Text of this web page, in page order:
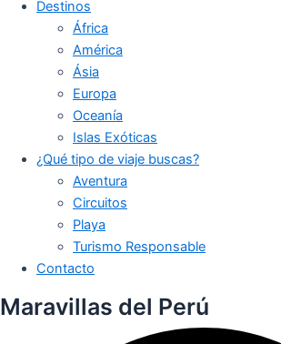
Destinos
África
América
Ásia
Europa
Oceanía
Islas Exóticas
¿Qué tipo de viaje buscas?
Aventura
Circuitos
Playa
Turismo Responsable
Contacto
Maravillas del Perú